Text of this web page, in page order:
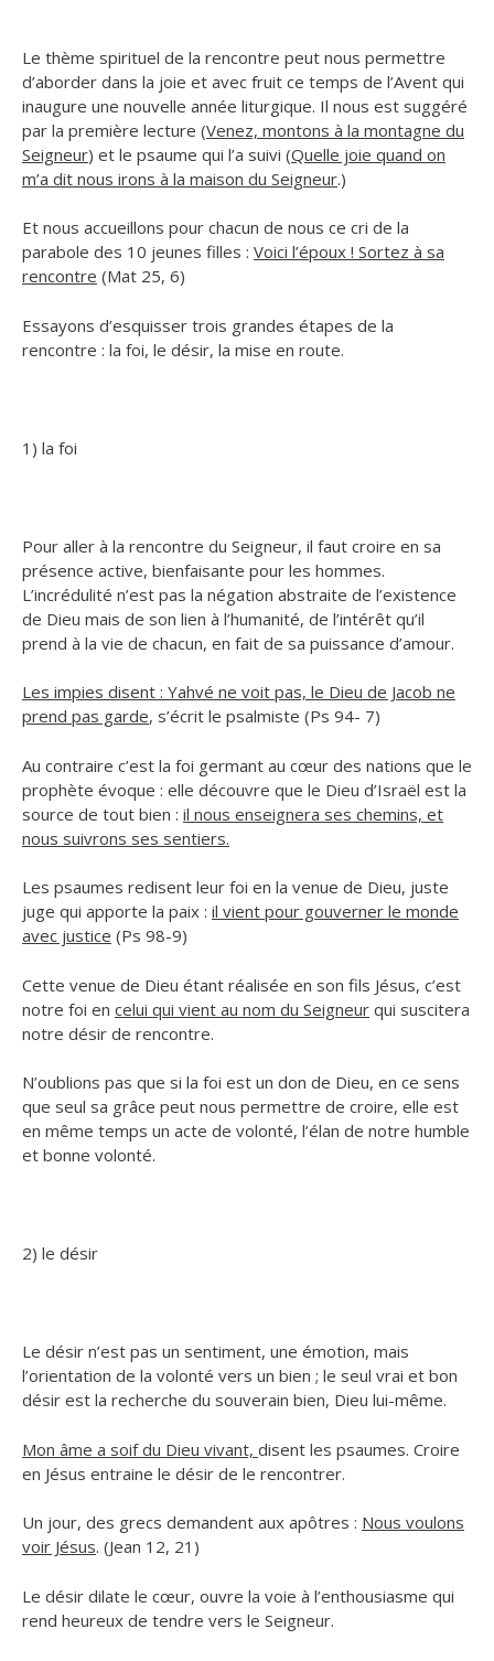
Le thème spirituel de la rencontre peut nous permettre
d’aborder dans la joie et avec fruit ce temps de l’Avent qui
inaugure une nouvelle année liturgique. Il nous est suggéré
par la première lecture (Venez, montons à la montagne du
Seigneur) et le psaume qui l’a suivi (Quelle joie quand on
m’a dit nous irons à la maison du Seigneur.)
Et nous accueillons pour chacun de nous ce cri de la
parabole des 10 jeunes filles : Voici l’époux ! Sortez à sa
rencontre (Mat 25, 6)
Essayons d’esquisser trois grandes étapes de la
rencontre : la foi, le désir, la mise en route.
1) la foi
Pour aller à la rencontre du Seigneur, il faut croire en sa
présence active, bienfaisante pour les hommes.
L’incrédulité n’est pas la négation abstraite de l’existence
de Dieu mais de son lien à l’humanité, de l’intérêt qu’il
prend à la vie de chacun, en fait de sa puissance d’amour.
Les impies disent : Yahvé ne voit pas, le Dieu de Jacob ne
prend pas garde, s’écrit le psalmiste (Ps 94- 7)
Au contraire c’est la foi germant au cœur des nations que le
prophète évoque : elle découvre que le Dieu d’Israël est la
source de tout bien : il nous enseignera ses chemins, et
nous suivrons ses sentiers.
Les psaumes redisent leur foi en la venue de Dieu, juste
juge qui apporte la paix : il vient pour gouverner le monde
avec justice (Ps 98-9)
Cette venue de Dieu étant réalisée en son fils Jésus, c’est
notre foi en celui qui vient au nom du Seigneur qui suscitera
notre désir de rencontre.
N’oublions pas que si la foi est un don de Dieu, en ce sens
que seul sa grâce peut nous permettre de croire, elle est
en même temps un acte de volonté, l’élan de notre humble
et bonne volonté.
2) le désir
Le désir n’est pas un sentiment, une émotion, mais
l’orientation de la volonté vers un bien ; le seul vrai et bon
désir est la recherche du souverain bien, Dieu lui-même.
Mon âme a soif du Dieu vivant, disent les psaumes. Croire
en Jésus entraine le désir de le rencontrer.
Un jour, des grecs demandent aux apôtres : Nous voulons
voir Jésus. (Jean 12, 21)
Le désir dilate le cœur, ouvre la voie à l’enthousiasme qui
rend heureux de tendre vers le Seigneur.